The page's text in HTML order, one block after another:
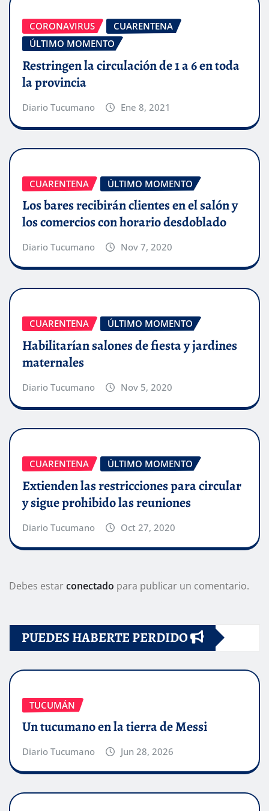
CORONAVIRUS
CUARENTENA
ÚLTIMO MOMENTO
Restringen la circulación de 1 a 6 en toda
la provincia
Diario Tucumano Ene 8, 2021
CUARENTENA ÚLTIMO MOMENTO
Los bares recibirán clientes en el salón y
los comercios con horario desdoblado
Diario Tucumano Nov 7, 2020
CUARENTENA ÚLTIMO MOMENTO
Habilitarían salones de fiesta y jardines
maternales
Diario Tucumano Nov 5, 2020
CUARENTENA ÚLTIMO MOMENTO
Extienden las restricciones para circular
y sigue prohibido las reuniones
Diario Tucumano Oct 27, 2020
Debes estarconectado para publicar un comentario.
PUEDES HABERTE PERDIDO
TUCUMÁN
Un tucumano en la tierra de Messi
Diario Tucumano Jun 28, 2026